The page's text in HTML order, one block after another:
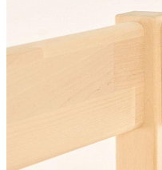
Антресоли на
Полки и ящики
Шкаф 1-дверный
Шкафы 2-х
Шкафы 3-х
Шкафы 4-х
Шкафы 5-ти
Шкафы 6-ти
Шкафы купе
Шкафы
Ящики и короба